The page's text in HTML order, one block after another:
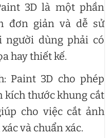
3D là một phần
đơn giản và dễ sử
người dùng phải có
hay thiết kế.
Paint 3D cho phép
thước khung cắt
cho việc cắt ảnh
và chuẩn xác.